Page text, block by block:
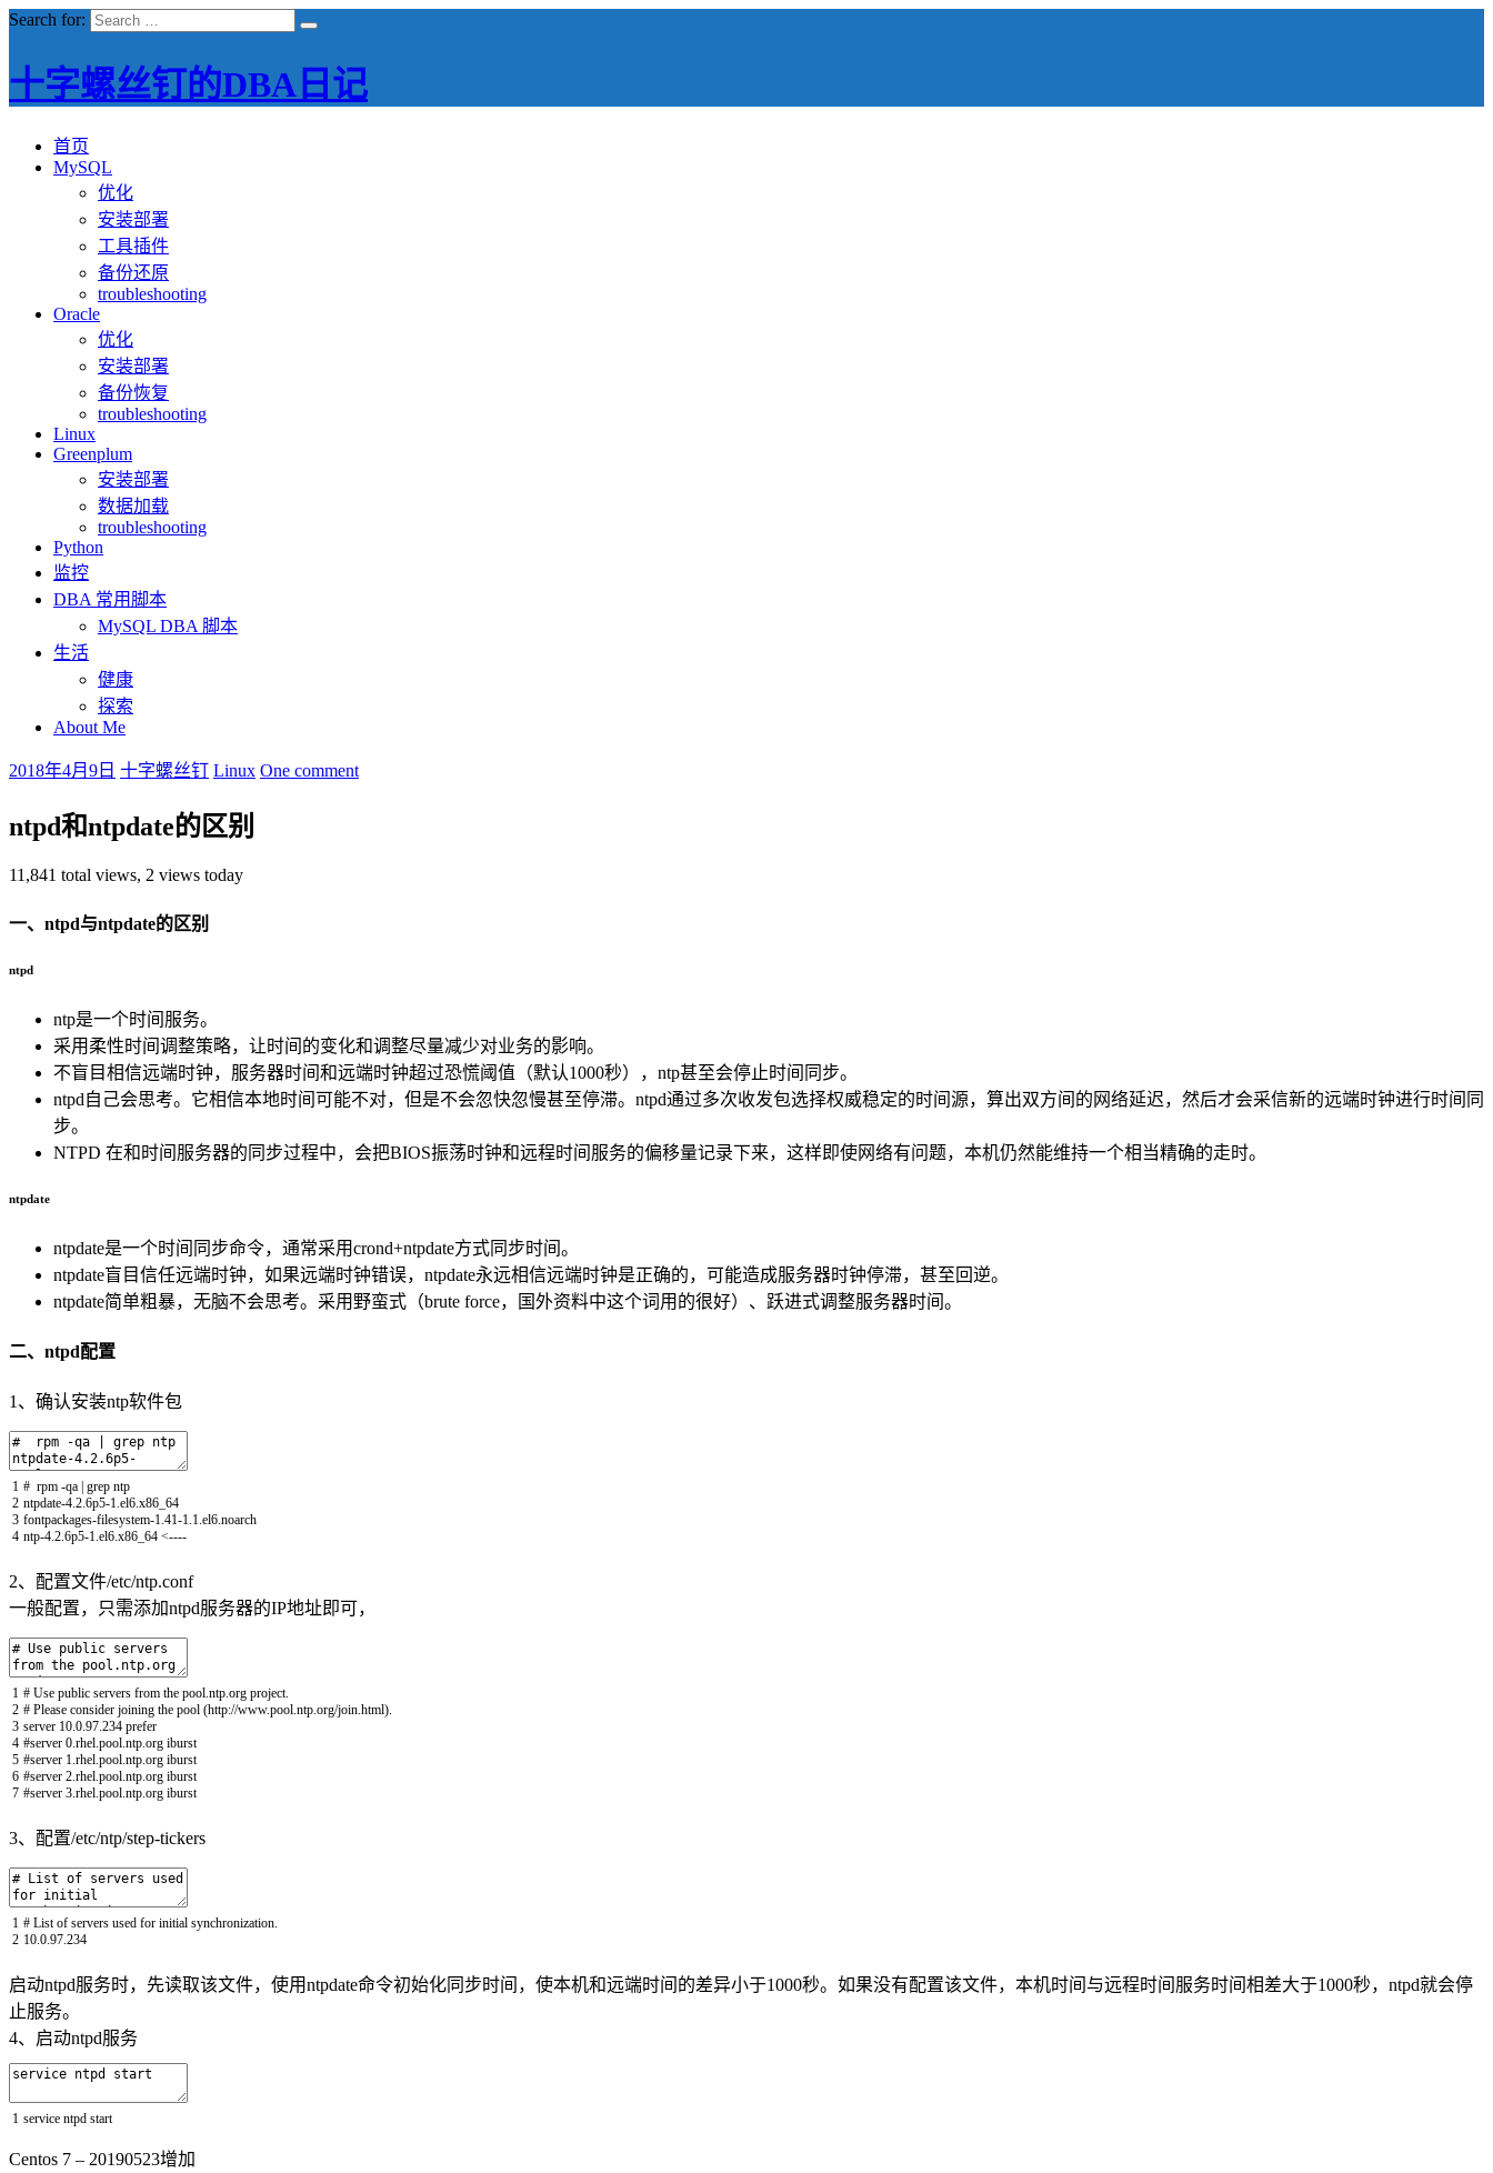
Search for:
十字螺丝钉的DBA日记
首页
MySQL
优化
安装部署
工具插件
备份还原
troubleshooting
Oracle
优化
安装部署
备份恢复
troubleshooting
Linux
Greenplum
安装部署
数据加载
troubleshooting
Python
监控
DBA 常用脚本
MySQL DBA 脚本
生活
健康
探索
About Me
2018年4月9日 十字螺丝钉 Linux One comment
ntpd和ntpdate的区别
11,841 total views, 2 views today
一、ntpd与ntpdate的区别
ntpd
ntp是一个时间服务。
采用柔性时间调整策略，让时间的变化和调整尽量减少对业务的影响。
不盲目相信远端时钟，服务器时间和远端时钟超过恐慌阈值（默认1000秒），ntp甚至会停止时间同步。
ntpd自己会思考。它相信本地时间可能不对，但是不会忽快忽慢甚至停滞。ntpd通过多次收发包选择权威稳定的时间源，算出双方间的网络延迟，然后才会采信新的远端时钟进行时间同
步。
NTPD 在和时间服务器的同步过程中，会把BIOS振荡时钟和远程时间服务的偏移量记录下来，这样即使网络有问题，本机仍然能维持一个相当精确的走时。
ntpdate
ntpdate是一个时间同步命令，通常采用crond+ntpdate方式同步时间。
ntpdate盲目信任远端时钟，如果远端时钟错误，ntpdate永远相信远端时钟是正确的，可能造成服务器时钟停滞，甚至回逆。
ntpdate简单粗暴，无脑不会思考。采用野蛮式（brute force，国外资料中这个词用的很好）、跃进式调整服务器时间。
二、ntpd配置
1、确认安装ntp软件包
1
2
3
4
# rpm -qa | grep ntp
ntpdate-4.2.6p5-1.el6.x86_64
fontpackages-filesystem-1.41-1.1.el6.noarch
ntp-4.2.6p5-1.el6.x86_64 <----
2、配置文件/etc/ntp.conf
一般配置，只需添加ntpd服务器的IP地址即可，
1
2
3
4
5
6
7
# Use public servers from the pool.ntp.org project.
# Please consider joining the pool (http://www.pool.ntp.org/join.html).
server 10.0.97.234 prefer
#server 0.rhel.pool.ntp.org iburst
#server 1.rhel.pool.ntp.org iburst
#server 2.rhel.pool.ntp.org iburst
#server 3.rhel.pool.ntp.org iburst
3、配置/etc/ntp/step-tickers
1
2
# List of servers used for initial synchronization.
10.0.97.234
启动ntpd服务时，先读取该文件，使用ntpdate命令初始化同步时间，使本机和远端时间的差异小于1000秒。如果没有配置该文件，本机时间与远程时间服务时间相差大于1000秒，ntpd就会停
止服务。
4、启动ntpd服务
1 service ntpd start
Centos 7 – 20190523增加